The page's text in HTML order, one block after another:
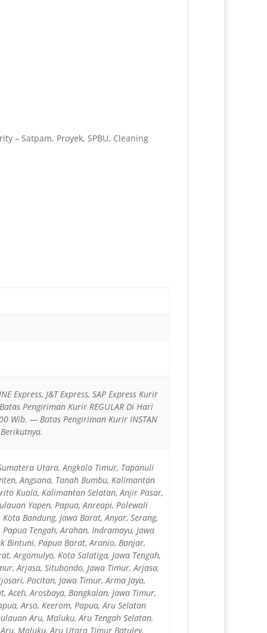
– Satpam, Proyek, SPBU, Cleaning
Express, J&T Express, SAP Express Kurir
Pengiriman Kurir REGULAR Di Hari
Wib. — Batas Pengiriman Kurir INSTAN
Utara, Angkola Timur, Tapanuli
Angsana, Tanah Bumbu, Kalimantan
Kuala, Kalimantan Selatan, Anjir Pasar,
Yapen, Papua, Anreapi, Polewali
Bandung, Jawa Barat, Anyar, Serang,
Tengah, Arahan, Indramayu, Jawa
Bintuni, Papua Barat, Aranio, Banjar,
Argomulyo, Kota Salatiga, Jawa Tengah,
Arjasa, Situbondo, Jawa Timur, Arjasa,
Pacitan, Jawa Timur, Arma Jaya,
Arosbaya, Bangkalan, Jawa Timur,
Arso, Keerom, Papua, Aru Selatan
Aru, Maluku, Aru Tengah Selatan,
Maluku, Aru Utara Timur Batuley,